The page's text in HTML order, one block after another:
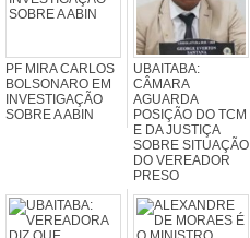
PF MIRA CARLOS
BOLSONARO EM
INVESTIGAÇÃO
SOBRE A ABIN
UBAITABA:
CÂMARA
AGUARDA
POSIÇÃO DO TCM
E DA JUSTIÇA
SOBRE SITUAÇÃO
DO VEREADOR
PRESO